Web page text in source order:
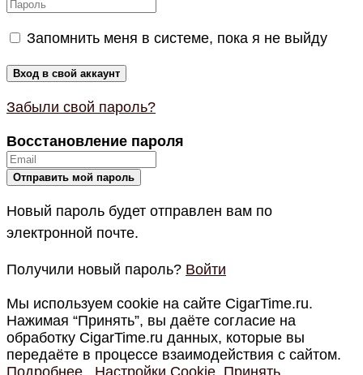
Запомнить меня в системе, пока я не выйду
Забыли свой пароль?
Восстановление пароля
Новый пароль будет отправлен вам по
электронной почте.
Получили новый пароль? Войти
Мы используем cookie на сайте CigarTime.ru.
Нажимая “Принять”, вы даёте согласие на
обработку CigarTime.ru данных, которые вы
передаёте в процессе взаимодействия с сайтом.
Подробнее
Настройки Cookie Принять